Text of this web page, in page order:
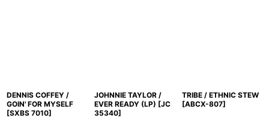
DENNIS COFFEY /
GOIN' FOR MYSELF
[SXBS 7010]
JOHNNIE TAYLOR /
EVER READY (LP) [JC
35340]
TRIBE / ETHNIC STEW
[ABCX-807]